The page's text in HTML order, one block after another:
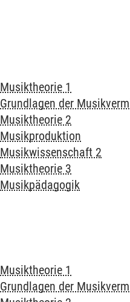
Musiktheorie 1
Grundlagen der
Musiktheorie 2
Musikproduktion
Musikwissenschaft 2
Musiktheorie 3
Musikpädagogik
Musiktheorie 1
Grundlagen der